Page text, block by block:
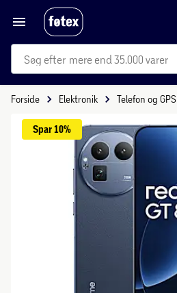
mere end 35.000 varer
Forside Elektronik Telefon og GPS
Spar 10%